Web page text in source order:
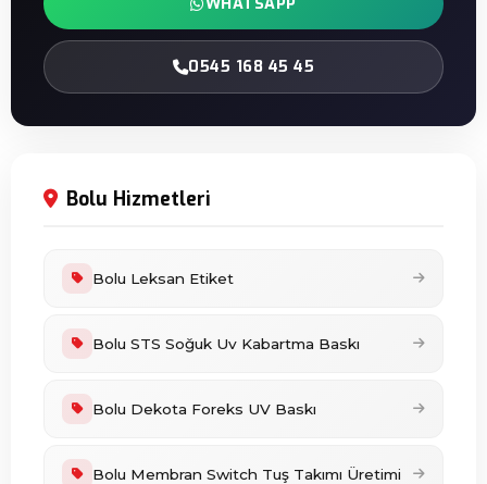
0545 168 45 45
Bolu Hizmetleri
Bolu Leksan Etiket
Bolu STS Soğuk Uv Kabartma Baskı
Bolu Dekota Foreks UV Baskı
Bolu Membran Switch Tuş Takımı Üretimi